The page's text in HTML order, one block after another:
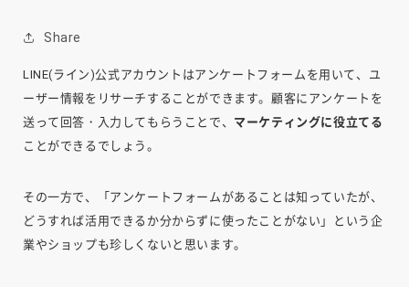
Share
LINE(ライン)公式アカウントはアンケートフォームを用いて、ユ
ーザー情報をリサーチすることができます。顧客にアンケートを
送って回答・入力してもらうことで、 マーケティングに役立てる
ことができるでしょう。
その一方で、「アンケートフォームがあることは知っていたが、
どうすれば活用できるか分からずに使ったことがない」という企
業やショップも珍しくないと思います。